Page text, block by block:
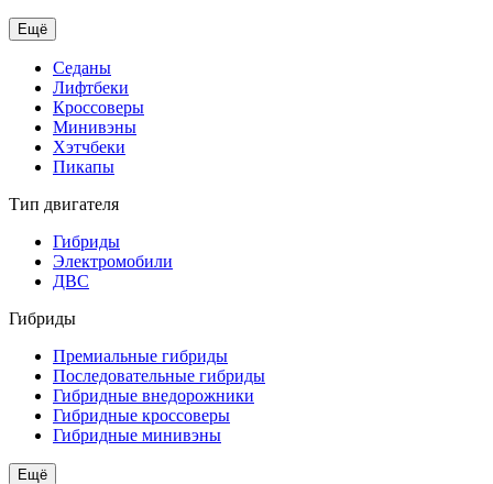
Ещё
Седаны
Лифтбеки
Кроссоверы
Минивэны
Хэтчбеки
Пикапы
Тип двигателя
Гибриды
Электромобили
ДВС
Гибриды
Премиальные гибриды
Последовательные гибриды
Гибридные внедорожники
Гибридные кроссоверы
Гибридные минивэны
Ещё